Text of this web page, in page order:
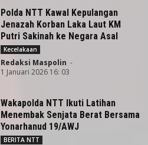
Polda NTT Kawal Kepulangan
Jenazah Korban Laka Laut KM
Putri Sakinah ke Negara Asal
Kecelakaan
Redaksi Maspolin -
1 Januari 2026 16: 03
Wakapolda NTT Ikuti Latihan
Menembak Senjata Berat Bersama
Yonarhanud 19/AWJ
BERITA NTT